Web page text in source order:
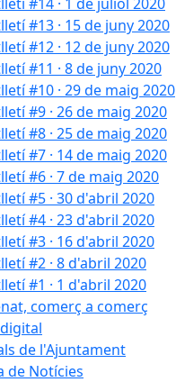
#13 · 15 de juny 2020
#12 · 12 de juny 2020
#11 · 8 de juny 2020
#10 · 29 de maig 2020
#9 · 26 de maig 2020
#8 · 25 de maig 2020
#7 · 14 de maig 2020
#6 · 7 de maig 2020
#5 · 30 d'abril 2020
#4 · 23 d'abril 2020
#3 · 16 d'abril 2020
#2 · 8 d'abril 2020
#1 · 1 d'abril 2020
comerç a comerç
de l'Ajuntament
de Notícies